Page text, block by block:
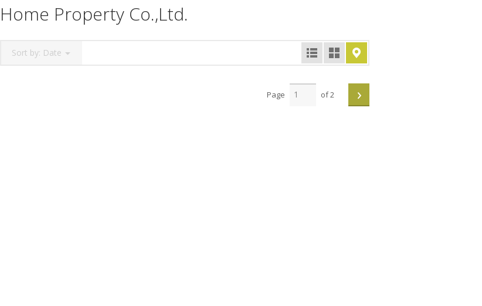
Home Property Co.,Ltd.
Sort by: Date
Page of 2 ›